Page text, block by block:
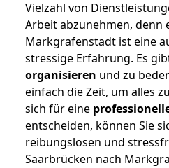
Vielzahl von
Arbeit abzunehmen, denn
Markgrafenstadt ist eine
stressige Erfahrung. Es
organisieren und zu
einfach die Zeit, um alles
sich für eine
entscheiden, können Sie
reibungslosen und
Saarbrücken nach